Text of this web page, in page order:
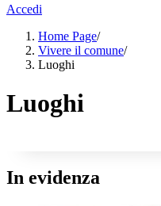
Accedi
Home Page/
Vivere il comune/
Luoghi
Luoghi
In evidenza